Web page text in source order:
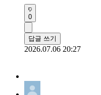
0
답글 쓰기
2026.07.06 20:27